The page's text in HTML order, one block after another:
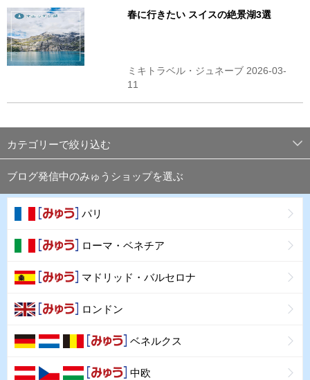
春に行きたい スイスの絶景湖3選
ミキトラベル・ジュネーブ 2026-03-
11
カテゴリーで絞り込む
ブログ発信中のみゅうショップを選ぶ
パリ
ローマ・ベネチア
マドリッド・バルセロナ
ロンドン
ベネルクス
中欧